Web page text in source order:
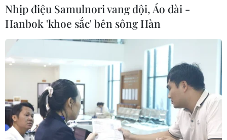
TIN CÙNG CHUYÊN MỤC
Australia đề cao hợp tác với Việt Nam
vì hòa bình, ổn định và thịnh vượng
07/08/2026 07:09
Nhịp điệu Samulnori vang dội, Áo dài -
Hanbok 'khoe sắc' bên sông Hàn